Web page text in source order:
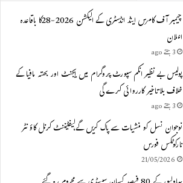
چیمبر آف کامرس اینڈ انڈسٹری کے الیکشن 2026-28کا باقاعدہ
اعلان
3 ہفتے ago
پولیس بے نظیر انکم سپورٹ پروگرام میں ایجنٹ اور بھتہ مافیا کے
خلاف بلاتاخیر کارروائی کرے گی
3 ہفتے ago
نوجوان نسل کو منشیات سے پاک کریں گے،لیفٹیننٹ کرنل کاؤنٹر
نارکوٹکس فورس
21/05/2026